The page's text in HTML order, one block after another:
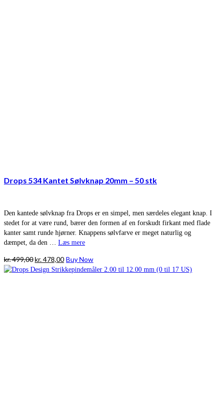
Drops 534 Kantet Sølvknap 20mm – 50 stk
Den kantede sølvknap fra Drops er en simpel, men særdeles elegant knap. I
stedet for at være rund, bærer den formen af en forskudt firkant med flade
kanter samt runde hjørner. Knappens sølvfarve er meget naturlig og
dæmpet, da den … Læs mere
kr.499,00Den
oprindelige
kr.478,00Den
aktuelle
Buy Now